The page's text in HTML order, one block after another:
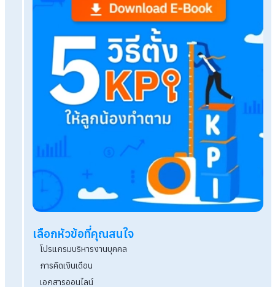
Tags:
ลดหย่อนภาษี 2568
เรื่องที่คุณอาจสนใจ
ดูแลกิจการหลายสาขาไม่สะดุดแค่มี HumanSoft
Outsource
ไม่มี HR ก็คำนวณภาษีถูกต้องได้ แค่ใช้บริการรับทำเ